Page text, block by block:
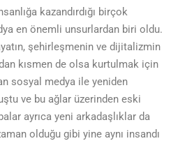
kazandırdığı birçok
en önemli unsurlardan biri oldu.
şehirleşmenin ve dijitalizmin
kısmen de olsa kurtulmak için
sosyal medya ile yeniden
ve bu ağlar üzerinden eski
ayrıca yeni arkadaşlıklar da
olduğu gibi yine aynı insandı